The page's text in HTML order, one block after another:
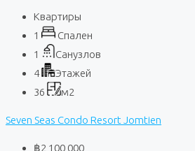
Квартиры
1
Спален
1
Санузлов
4
Этажей
36
м2
Seven Seas Condo Resort Jomtien
฿2 100 000